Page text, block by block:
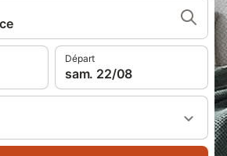
Départ
sam. 22/08